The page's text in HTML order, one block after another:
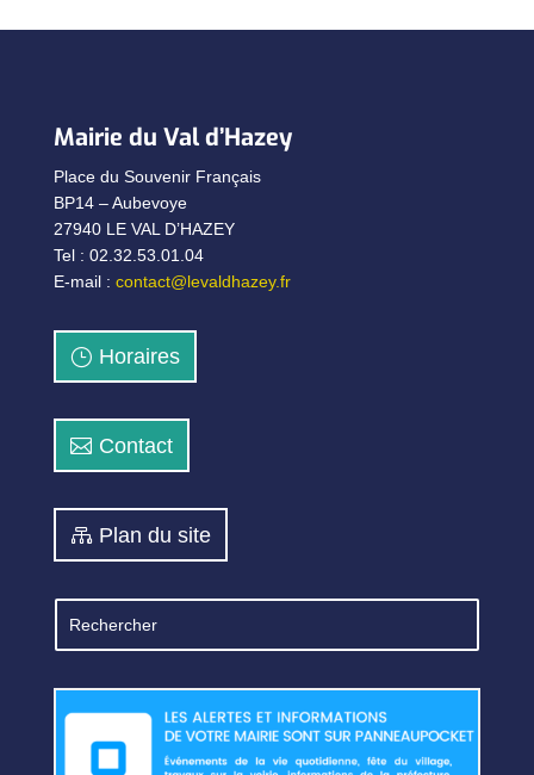
Mairie du Val d’Hazey
Place du Souvenir Français
BP14 – Aubevoye
27940 LE VAL D’HAZEY
Tel : 02.32.53.01.04
E-mail : contact@levaldhazey.fr
Horaires
Contact
Plan du site